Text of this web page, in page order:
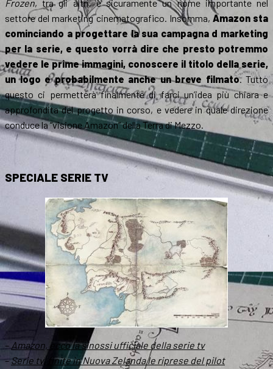
Frozen, tra gli altri, è sicuramente un nome importante nel
settore del marketing cinematografico. Insomma, Amazon sta
cominciando a progettare la sua campagna d marketing
per la serie, e questo vorrà dire che presto potremmo
vedere le prime immagini, conoscere il titolo della serie,
un logo e probabilmente anche un breve filmato. Tutto
questo ci permetterà finalmente di farci un’idea più chiara e
approfondita del progetto in corso, e vedere in quale direzione
conduce la “visione Amazon” della Terra di Mezzo.
SPECIALE SERIE TV
– Amazon, ecco la sinossi ufficiale della serie tv
–Serie tv, finite in Nuova Zelanda le riprese del pilot